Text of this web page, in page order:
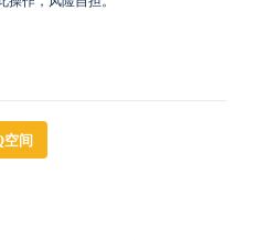
空间